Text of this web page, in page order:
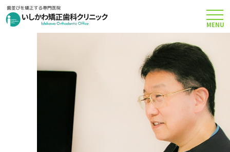
矯正治療について
当院のこだわり
MENU